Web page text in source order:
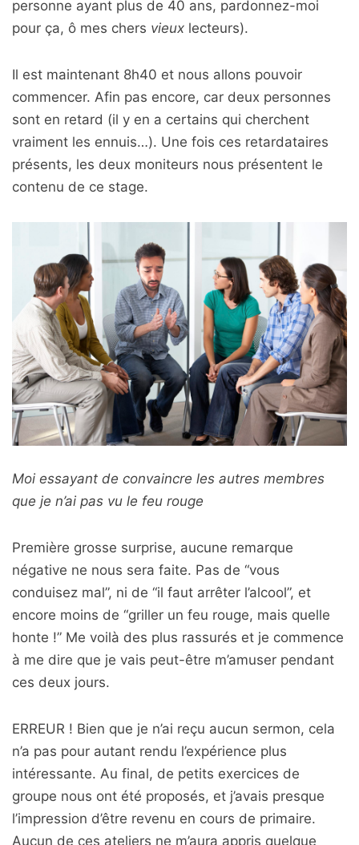
personne ayant plus de 40 ans, pardonnez-moi
pour ça, ô mes chers vieux lecteurs).
Il est maintenant 8h40 et nous allons pouvoir
commencer. Afin pas encore, car deux personnes
sont en retard (il y en a certains qui cherchent
vraiment les ennuis…). Une fois ces retardataires
présents, les deux moniteurs nous présentent le
contenu de ce stage.
Moi essayant de convaincre les autres membres
que je n’ai pas vu le feu rouge
Première grosse surprise, aucune remarque
négative ne nous sera faite. Pas de “vous
conduisez mal”, ni de “il faut arrêter l’alcool”, et
encore moins de “griller un feu rouge, mais quelle
honte !” Me voilà des plus rassurés et je commence
à me dire que je vais peut-être m’amuser pendant
ces deux jours.
ERREUR ! Bien que je n’ai reçu aucun sermon, cela
n’a pas pour autant rendu l’expérience plus
intéressante. Au final, de petits exercices de
groupe nous ont été proposés, et j’avais presque
l’impression d’être revenu en cours de primaire.
Aucun de ces ateliers ne m’aura appris quelque